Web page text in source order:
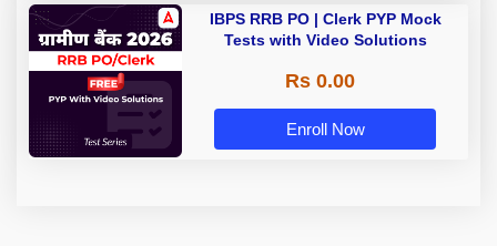
IBPS RRB PO | Clerk PYP Mock
Tests with Video Solutions
Rs 0.00
Enroll Now